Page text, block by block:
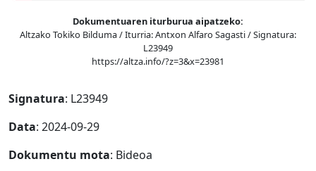
Dokumentuaren iturburua aipatzeko:
Altzako Tokiko Bilduma / Iturria: Antxon Alfaro Sagasti / Signatura:
L23949
https://altza.info/?z=3&x=23981
Signatura: L23949
Data: 2024-09-29
Dokumentu mota: Bideoa